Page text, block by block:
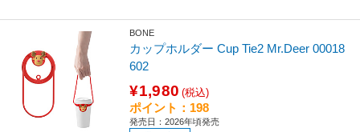
BONE
カップホルダー Cup Tie2 Mr.Deer 00018
602
¥1,980 (税込)
ポイント：198
発売日：2026年頃発売